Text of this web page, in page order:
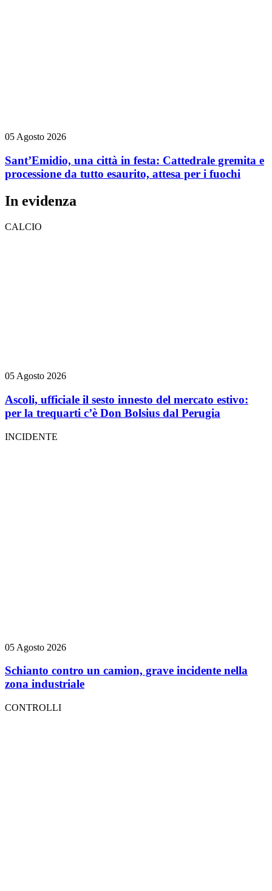
05 Agosto 2026
Sant’Emidio, una città in festa: Cattedrale gremita e
processione da tutto esaurito, attesa per i fuochi
In evidenza
CALCIO
05 Agosto 2026
Ascoli, ufficiale il sesto innesto del mercato estivo:
per la trequarti c’è Don Bolsius dal Perugia
INCIDENTE
05 Agosto 2026
Schianto contro un camion, grave incidente nella
zona industriale
CONTROLLI